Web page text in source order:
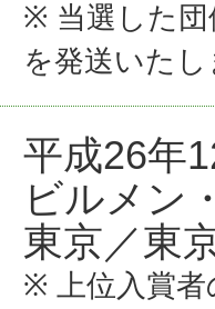
※ 当選した団
を発送いた
平成26年
ビルメン
東京／東
※ 上位入賞者